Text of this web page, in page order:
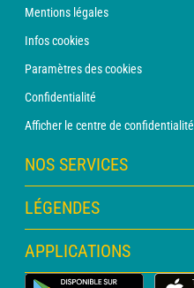
Mentions légales
Infos cookies
Paramètres des cookies
Confidentialité
Afficher le centre de confidentialité
NOS SERVICES
Abonnement METEO Xpert
Abonnement METEO PRO
Consultation avec un prévisionniste
LÉGENDES
Légende des cartes
Légende des pictogrammes
APPLICATIONS